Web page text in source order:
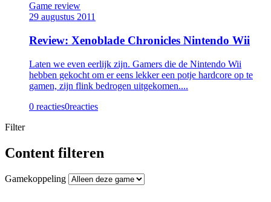
Game review
29 augustus 2011
Review: Xenoblade Chronicles Nintendo Wii
Laten we even eerlijk zijn. Gamers die de Nintendo Wii
hebben gekocht om er eens lekker een potje hardcore op te
gamen, zijn flink bedrogen uitgekomen....
0 reacties0reacties
Filter
Content filteren
Gamekoppeling